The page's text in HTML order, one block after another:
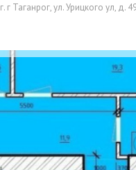
г Таганрог, ул. Урицкого ул, д.